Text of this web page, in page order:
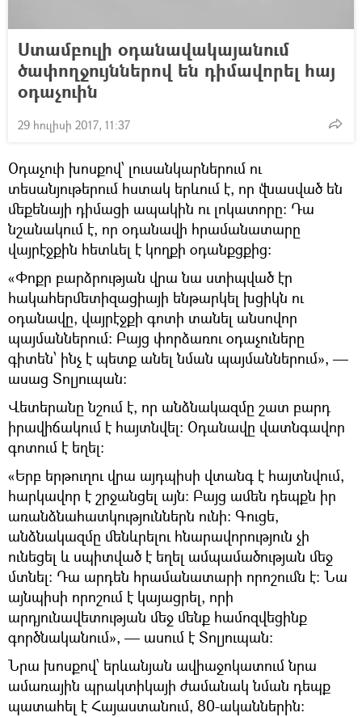
Ստամբուլի օդանավակայանում
ծափողջույններով են դիմավորել հայ
օդաչուին
29 հուլիսի 2017, 11:37
Օդաչուի խոսքով՝ լուսանկարներում ու
տեսանյութերում հստակ երևում է, որ վնասված են
մեքենայի դիմացի ապակին ու լոկատորը։ Դա
նշանակում է, որ օդանավի հրամանատարը
վայրէջքին հետևել է կողքի օդանքցքից։
«Փոքր բարձրության վրա նա ստիպված էր
հակահերմետիզացիայի ենթարկել խցիկն ու
օդանավը, վայրէջքի գոտի տանել անսովոր
պայմաններում։ Բայց փորձառու օդաչուները
գիտեն՝ ինչ է պետք անել նման պայմաններում», —
ասաց Տոլյուպան։
Վետերանը նշում է, որ անձնակազմը շատ բարդ
իրավիճակում է հայտնվել։ Օդանավը վատնգավոր
գոտում է եղել։
«Երբ երթուղու վրա այդպիսի վտանգ է հայտնվում,
հարկավոր է շրջանցել այն։ Բայց ամեն դեպքն իր
առանձնահատկություններն ունի։ Գուցե,
անձնակազմը մենևրելու հնարավորություն չի
ունեցել և սպիտված է եղել ամպամածության մեջ
մտնել։ Դա արդեն հրամանատարի որոշումն է։ Նա
այնպիսի որոշում է կայացրել, որի
արդյունավետության մեջ մենք համոզվեցինք
գործնականում», — ասում է Տոլյուպան։
Նրա խոսքով՝ երևանյան ավիաջոկատում նրա
ամառային պրակտիկայի ժամանակ նման դեպք
պատահել է Հայաստանում, 80-ականներին։